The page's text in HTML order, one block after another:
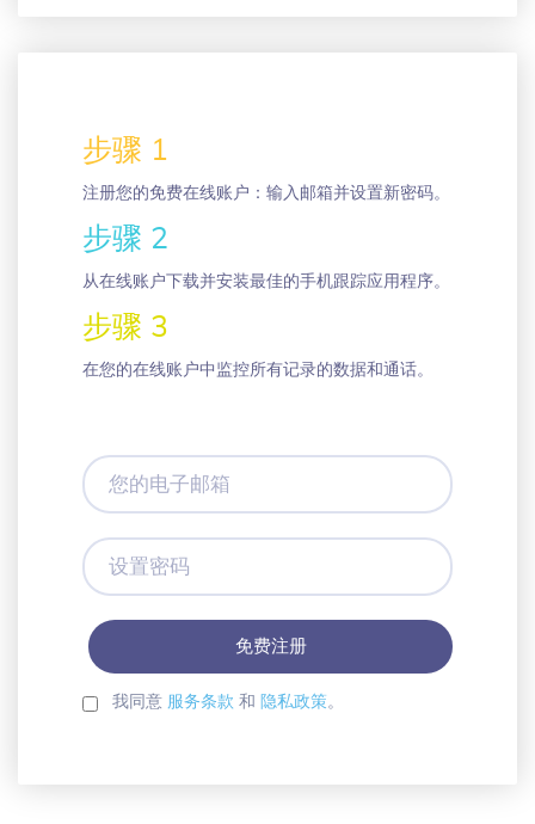
步骤 1
注册您的免费在线账户：输入邮箱并设置新密码。
步骤 2
从在线账户下载并安装最佳的手机跟踪应用程序。
步骤 3
在您的在线账户中监控所有记录的数据和通话。
您
的
电
子
箱
设
置
密
码
我同意 服务条款 和 隐私政策。